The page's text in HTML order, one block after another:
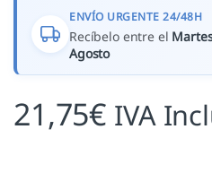
ENVÍO URGENTE 24/48H
Recíbelo entre el
Agosto
21,75€ IVA